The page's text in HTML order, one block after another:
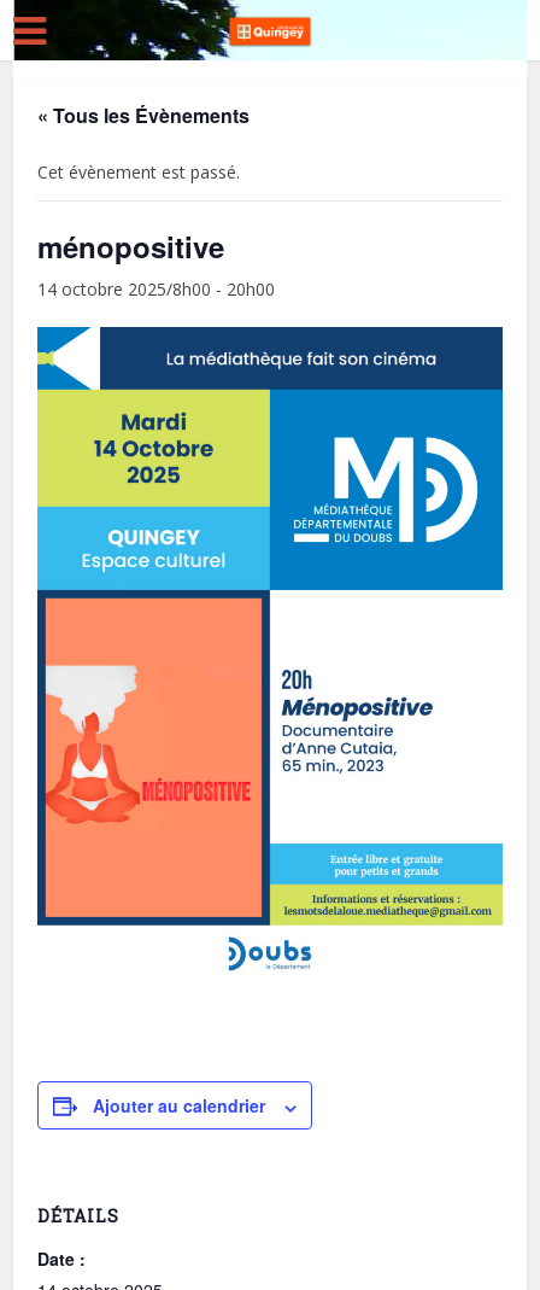
« Tous les Évènements
Cet évènement est passé.
ménopositive
14 octobre 2025/8h00 - 20h00
Ajouter au calendrier
DÉTAILS
Date :